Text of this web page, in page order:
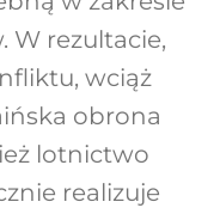
W rezultacie,
wciąż
obrona
lotnictwo
realizuje